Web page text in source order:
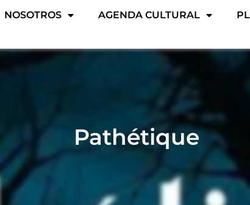
NOSOTROS AGENDA CULTURAL
Pathétique